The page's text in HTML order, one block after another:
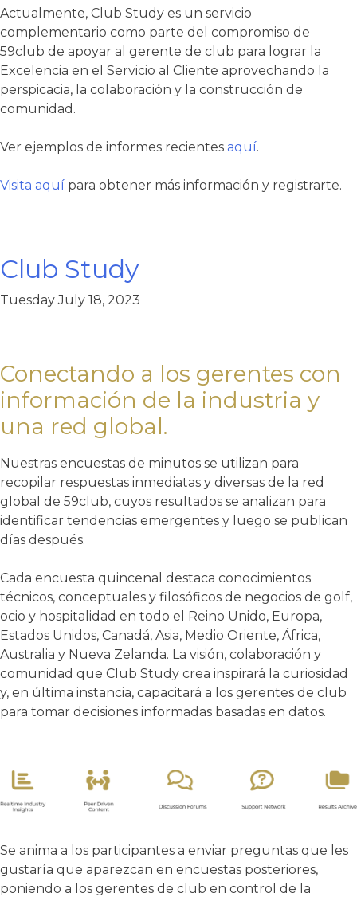
Actualmente, Club Study es un servicio
complementario como parte del compromiso de
59club de apoyar al gerente de club para lograr la
Excelencia en el Servicio al Cliente aprovechando la
perspicacia, la colaboración y la construcción de
comunidad.
Ver ejemplos de informes recientes aquí.
Visita aquí para obtener más información y registrarte.
Club Study
Tuesday July 18, 2023
Conectando a los gerentes con
información de la industria y
una red global.
Nuestras encuestas de minutos se utilizan para
recopilar respuestas inmediatas y diversas de la red
global de 59club, cuyos resultados se analizan para
identificar tendencias emergentes y luego se publican
días después.
Cada encuesta quincenal destaca conocimientos
técnicos, conceptuales y filosóficos de negocios de golf,
ocio y hospitalidad en todo el Reino Unido, Europa,
Estados Unidos, Canadá, Asia, Medio Oriente, África,
Australia y Nueva Zelanda. La visión, colaboración y
comunidad que Club Study crea inspirará la curiosidad
y, en última instancia, capacitará a los gerentes de club
para tomar decisiones informadas basadas en datos.
Se anima a los participantes a enviar preguntas que les
gustaría que aparezcan en encuestas posteriores,
poniendo a los gerentes de club en control de la